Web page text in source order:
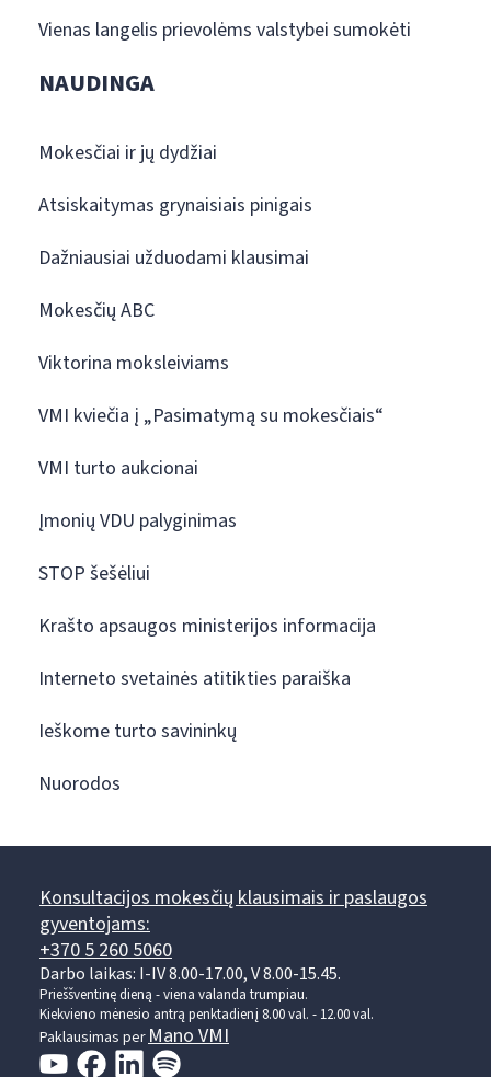
Vienas langelis prievolėms valstybei sumokėti
NAUDINGA
Mokesčiai ir jų dydžiai
Atsiskaitymas grynaisiais pinigais
Dažniausiai užduodami klausimai
Mokesčių ABC
Viktorina moksleiviams
VMI kviečia į „Pasimatymą su mokesčiais“
VMI turto aukcionai
Įmonių VDU palyginimas
STOP šešėliui
Krašto apsaugos ministerijos informacija
Interneto svetainės atitikties paraiška
Ieškome turto savininkų
Nuorodos
Konsultacijos mokesčių klausimais ir paslaugos
gyventojams:
+370 5 260 5060
Darbo laikas: I-IV 8.00-17.00, V 8.00-15.45.
Prieššventinę dieną - viena valanda trumpiau.
Kiekvieno mėnesio antrą penktadienį 8.00 val. - 12.00 val.
Paklausimas perMano VMI